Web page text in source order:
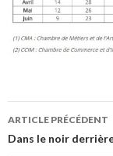
Navigation
ARTICLE PRÉCÉDENT
Dans le noir